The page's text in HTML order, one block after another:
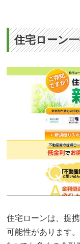
住宅ローン
住宅ローンは、提
可能性があります